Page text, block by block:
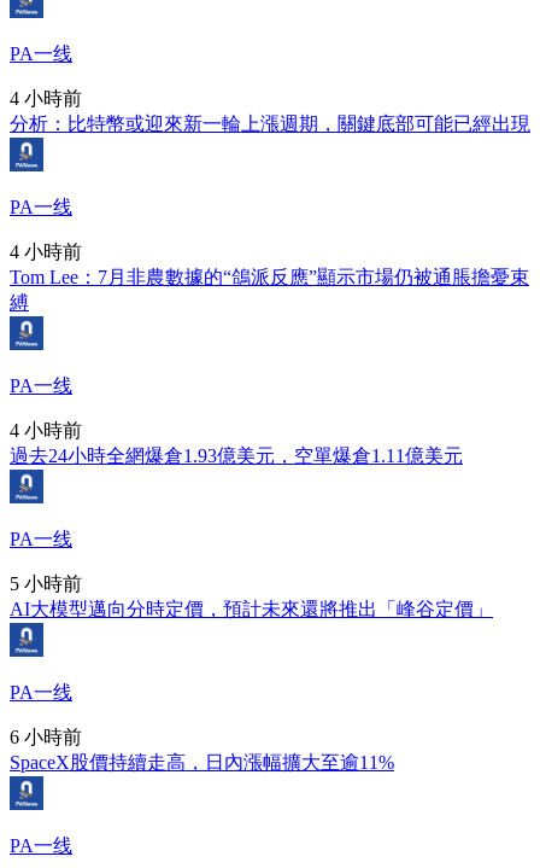
PA一线
4 小時前
分析：比特幣或迎來新一輪上漲週期，關鍵底部可能已經出現
PA一线
4 小時前
Tom Lee：7月非農數據的“鴿派反應”顯示市場仍被通脹擔憂束
縛
PA一线
4 小時前
過去24小時全網爆倉1.93億美元，空單爆倉1.11億美元
PA一线
5 小時前
AI大模型邁向分時定價，預計未來還將推出「峰谷定價」
PA一线
6 小時前
SpaceX股價持續走高，日內漲幅擴大至逾11%
PA一线